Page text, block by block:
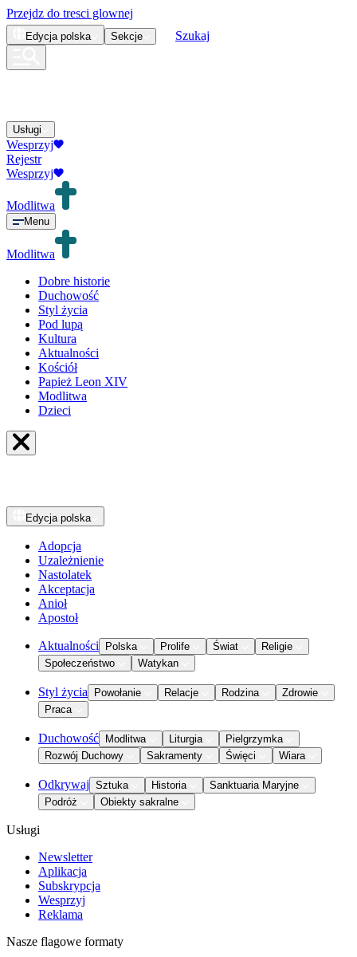
Przejdz do tresci glownej
Edycja polska Sekcje Szukaj
Usługi
Wesprzyj
Rejestr
Wesprzyj
Modlitwa
Menu
Modlitwa
Dobre historie
Duchowość
Styl życia
Pod lupą
Kultura
Aktualności
Kościół
Papież Leon XIV
Modlitwa
Dzieci
Edycja polska
Adopcja
Uzależnienie
Nastolatek
Akceptacja
Anioł
Apostoł
Aktualności Polska Prolife Świat
Religie
Społeczeństwo
Watykan
Styl życia Powołanie Relacje Rodzina
Zdrowie
Praca
Duchowość Modlitwa Liturgia
Pielgrzymka
Rozwój Duchowy
Sakramenty Święci Wiara
Odkrywaj Sztuka Historia
Sanktuaria Maryjne
Podróż
Obiekty sakralne
Usługi
Newsletter
Aplikacja
Subskrypcja
Wesprzyj
Reklama
Nasze flagowe formaty